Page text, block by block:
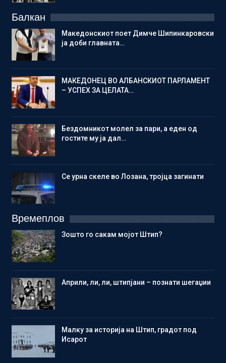
Балкан
Македонскиот поет Димче Шипинкаровски
ја доби главната…
МАКЕДОНЕЦ ВО АЛБАНСКИОТ ПАРЛАМЕНТ
– УСПЕХ ЗА ЦЕЛАТА…
Бездомникот молел за пари, а еден од
гостите му ја дал…
Се урна скеле во Лозана, тројца загинати
Времеплов
Зошто го сакам мојот Штип?
Aприли, ли, ли, штипјани – познати шегаџии
Малку за историја на Штип, градот под
Исарот